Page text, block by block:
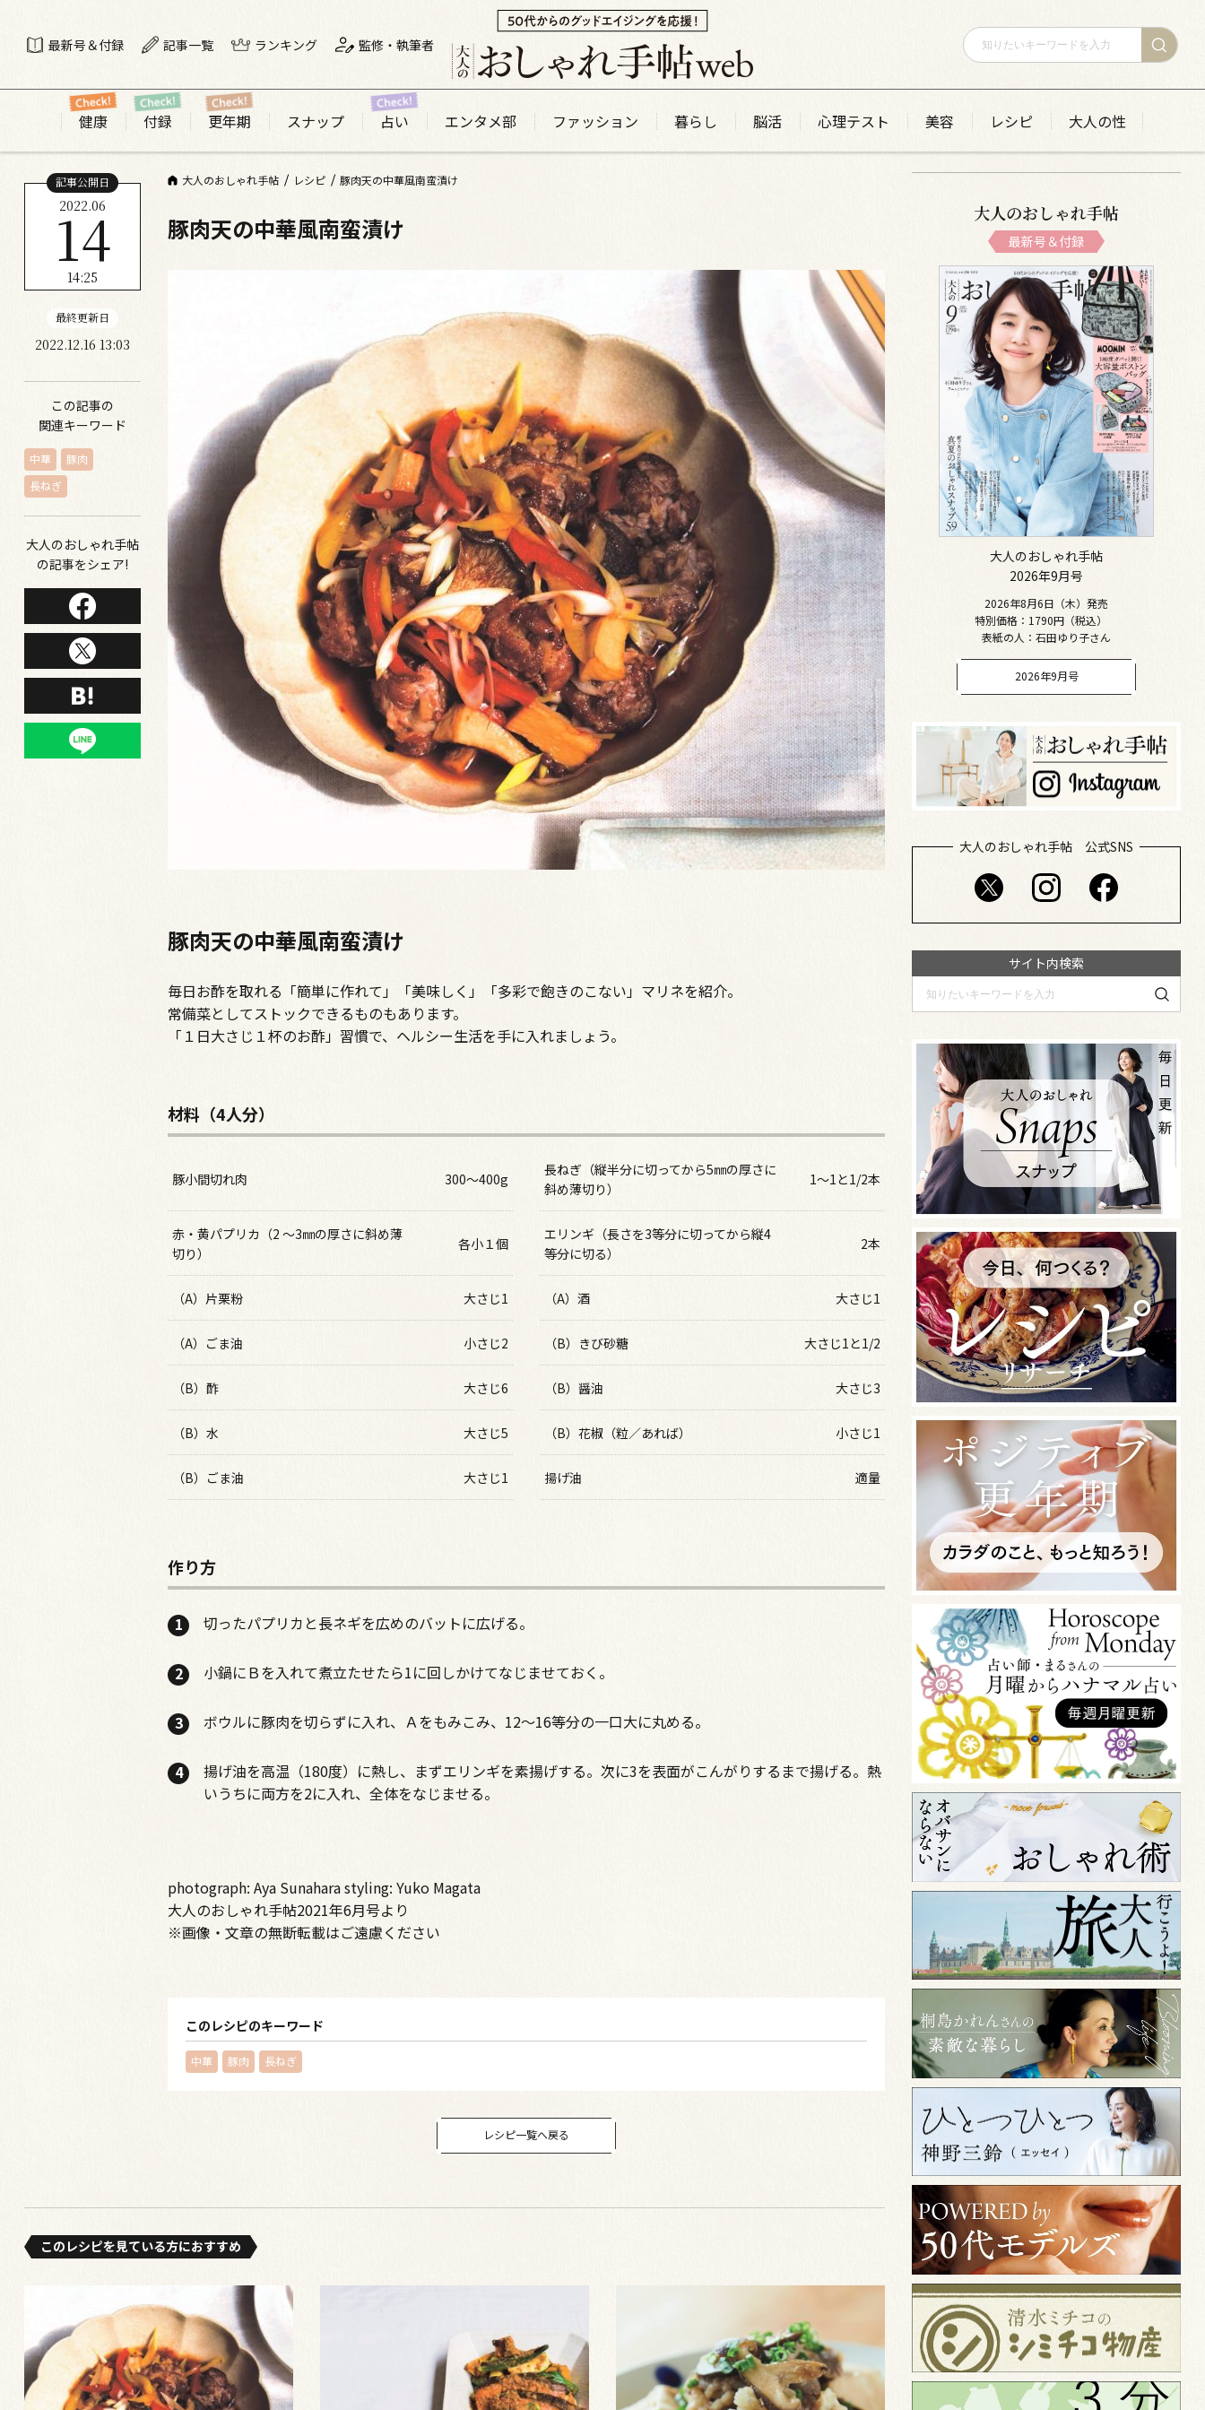
最新号＆付録 記事一覧 ランキング 監修・執筆者
健康 付録 更年期 スナップ 占い エンタメ部 ファッション 暮らし 脳活 心理テスト 美容 レシピ 大人の性
大人のおしゃれ手帖 レシピ 豚肉天の中華風南蛮漬け
記事公開日
2022.06
14
14:25
最終更新日
2022.12.16 13:03
この記事の
関連キーワード
中華
豚肉
長ねぎ
大人のおしゃれ手帖
の記事をシェア!
豚肉天の中華風南蛮漬け
豚肉天の中華風南蛮漬け
毎日お酢を取れる「簡単に作れて」「美味しく」「多彩で飽きのこない」マリネを紹介。
常備菜としてストックできるものもあります。
「１日大さじ１杯のお酢」習慣で、ヘルシー生活を手に入れましょう。
材料（4人分）
豚小間切れ肉 300～400g
長ねぎ（縦半分に切ってから5㎜の厚さに
斜め薄切り）
1～1と1/2本
赤・黄パプリカ（2 ～3㎜の厚さに斜め薄
切り）
各小１個
エリンギ（長さを3等分に切ってから縦4
等分に切る）
2本
（A）片栗粉 大さじ1 （A）酒 大さじ1
（A）ごま油 小さじ2 （B）きび砂糖 大さじ1と1/2
（B）酢 大さじ6 （B）醤油 大さじ3
（B）水 大さじ5 （B）花椒（粒／あれば） 小さじ1
（B）ごま油 大さじ1 揚げ油 適量
作り方
切ったパプリカと長ネギを広めのバットに広げる。
小鍋にＢを入れて煮立たせたら1に回しかけてなじませておく。
ボウルに豚肉を切らずに入れ、Ａをもみこみ、12～16等分の一口大に丸める。
揚げ油を高温（180度）に熱し、まずエリンギを素揚げする。次に3を表面がこんがりするまで揚げる。熱
いうちに両方を2に入れ、全体をなじませる。
photograph: Aya Sunahara styling: Yuko Magata
大人のおしゃれ手帖2021年6月号より
※画像・文章の無断転載はご遠慮ください
このレシピのキーワード
中華 豚肉 長ねぎ
レシピ一覧へ戻る
このレシピを⾒ている⽅におすすめ
大人のおしゃれ手帖
最新号＆付録
大人のおしゃれ手帖
2026年9月号
2026年8月6日（木）発売
特別価格：1790円（税込）
表紙の人：石田ゆり子さん
2026年9月号
大人のおしゃれ手帖 公式SNS
サイト内検索